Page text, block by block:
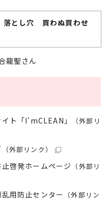
とし穴 買わぬ買わせ
聖さん
ト「I'mCLEAN」
（外部リ
（外部リンク）
啓発ホームページ （外部リ
用防止センター （外部リン